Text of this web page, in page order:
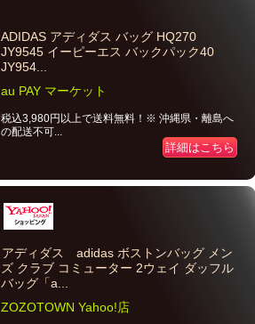
ADIDAS アディダス バッグ HQ270
JY9545 イーピーエス バックパック40
JY954...
au PAY マーケット
税込3,980円以上で送料無料！※ 沖縄県・離島へ
の配送不可...
詳細はこちら
アディダス adidas ボストンバッグ メン
ズ クラブ コミューター 2ウェイ ダッフル
バッグ「a...
ZOZOTOWN Yahoo!店